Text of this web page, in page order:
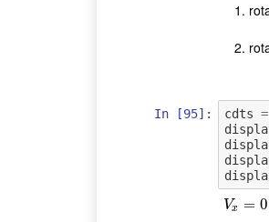
In [95]: cdts =
Vx = 0
Vx=0